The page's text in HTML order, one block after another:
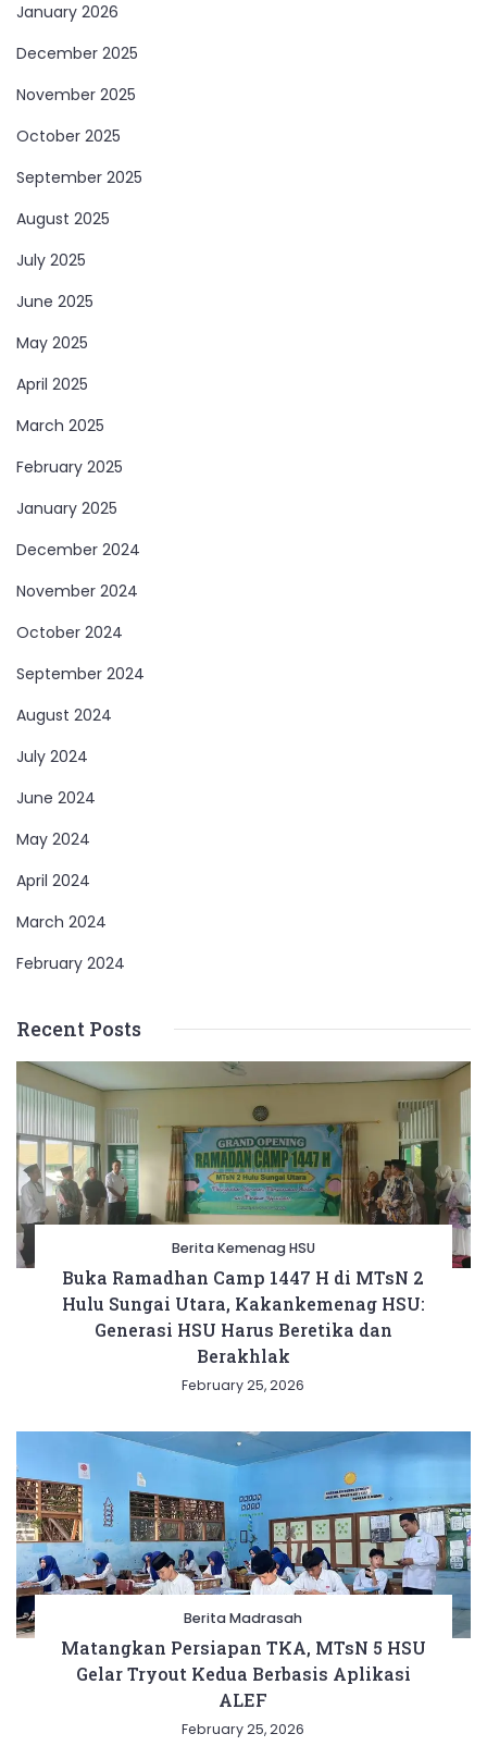
January 2026
December 2025
November 2025
October 2025
September 2025
August 2025
July 2025
June 2025
May 2025
April 2025
March 2025
February 2025
January 2025
December 2024
November 2024
October 2024
September 2024
August 2024
July 2024
June 2024
May 2024
April 2024
March 2024
February 2024
Recent Posts
Berita Kemenag HSU
Buka Ramadhan Camp 1447 H di MTsN 2
Hulu Sungai Utara, Kakankemenag HSU:
Generasi HSU Harus Beretika dan
Berakhlak
February 25, 2026
Berita Madrasah
Matangkan Persiapan TKA, MTsN 5 HSU
Gelar Tryout Kedua Berbasis Aplikasi
ALEF
February 25, 2026